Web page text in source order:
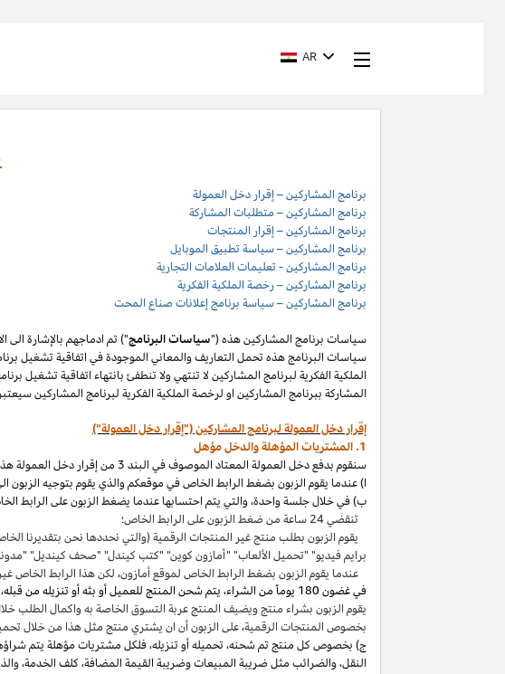
AR
برنامج المشاركين – إقرار دخل العمولة
برنامج المشاركين – متطلبات المشاركة
برنامج المشاركين – إقرار المنتجات
برنامج المشاركين – سياسة تطبيق الموبايل
برنامج المشاركين - تعليمات العلامات التجارية
برنامج المشاركين – رخصة الملكية الفكرية
برنامج المشاركين – سياسة برنامج إعلانات صناع المحت
سياسات برنامج المشاركين هذه ("سياسات البرنامج") تم ادماجهم بالإشارة
سياسات البرنامج هذه تحمل التعاريف والمعاني الموجودة في اتفاقية تشغيل
المشاركة ببرنامج المشاركين او لرخصة الملكية الفكرية لبرنامج المشاركين
إقرار دخل العمولة لبرنامج المشاركين ("إقرار دخل العمولة")
1. المشتريات المؤهلة والدخل مؤهل
سنقوم بدفع دخل العمولة المعتاد الموصوف في البند 3 من إقرار دخل العمولة هذا بالاتصال مع المشتريات المؤهلة
ا) عندما يقوم الزبون بضغط الرابط الخاص في موقعكم والذي يقوم بتوجيه الزبون
ب) في خلال جلسة واحدة،والتي يتم احتسابها عندما يضغط الزبون على الرابط
تنقضي 24 ساعة من ضغط الزبون على الرابط الخاص؛
يقوم الزبون بطلب منتج غير المنتجات الرقمية (والتي نحددها نحن بتقديرنا
برايم فيديو" "تحميل الألعاب" "أمازون كوين" "كتب كيندل" "صحف كينديل"
عندما يقوم الزبون بضغط الرابط الخاص لموقع أمازون،لكن هذا الرابط الخاص
في غضون180 يوماً من الشراء، يتم شحن المنتج للعميل أو بثه أو تنزيله من قبله، ودفعه لثمنه
يقوم الزبون بشراء منتج ويضيف المنتج عربة التسوق الخاصة به واكمال الطلب خلال 89 يوما كموعد أقصاه بعد الضغط على الرابط الخاص
بخصوص المنتجات الرقمية،على الزبون أن ان يشتري منتج مثل هذا من خلال
ج) بخصوص كل منتج تم شحنه، تحميله أو تنزيله،فلكل مشتريات مؤهلة يتم
النقل،والضرائب مثل ضريبة المبيعات وضريبة القيمة المضافة، كلف الخدمة،